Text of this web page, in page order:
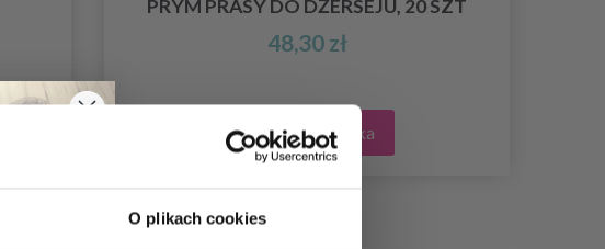
O plikach cookies
PRYM PRASY DO DŻERSEJU, 20 SZT
48,30 zł
Dodaj do koszyka